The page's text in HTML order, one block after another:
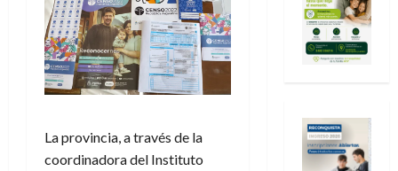
La provincia, a través de la
coordinadora del Instituto